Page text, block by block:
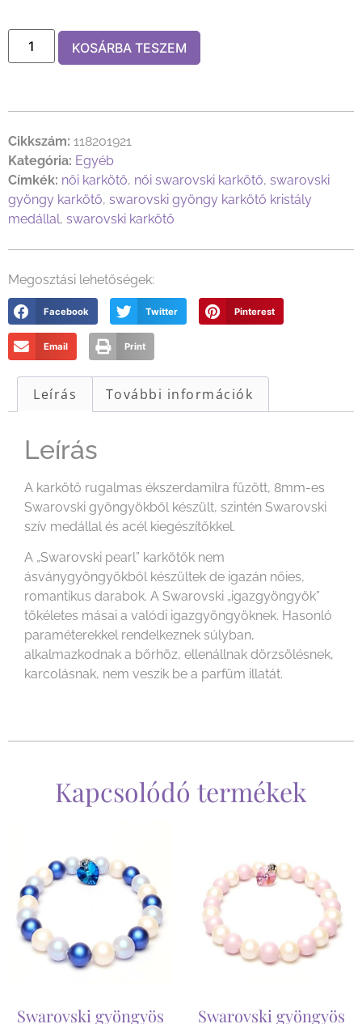
KOSÁRBA TESZEM
Cikkszám: 118201921
Kategória: Egyéb
Címkék: női karkötő, női swarovski karkötő, swarovski
gyöngy karkötő, swarovski gyöngy karkötő kristály
medállal, swarovski karkötő
Megosztási lehetőségek:
Facebook Twitter Pinterest
Email Print
Leírás További információk
Leírás
A karkötő rugalmas ékszerdamilra fűzött, 8mm-es
Swarovski gyöngyökből készült, szintén Swarovski
szív medállal és acél kiegészítőkkel.
A „Swarovski pearl” karkötők nem
ásványgyöngyökből készültek de igazán nőies,
romantikus darabok. A Swarovski „igazgyöngyök”
tökéletes másai a valódi igazgyöngyöknek. Hasonló
paraméterekkel rendelkeznek súlyban,
alkalmazkodnak a bőrhöz, ellenállnak dörzsölésnek,
karcolásnak, nem veszik be a parfüm illatát.
Kapcsolódó termékek
Swarovski gyöngyös
Swarovski gyöngyös